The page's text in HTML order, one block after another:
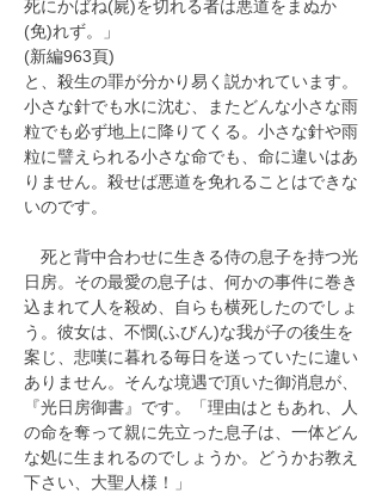
死にかばね(屍)を切れる者は悪道をまぬか
(免)れず。」
(新編963頁)
と、殺生の罪が分かり易く説かれています。
小さな針でも水に沈む、またどんな小さな雨
粒でも必ず地上に降りてくる。小さな針や雨
粒に譬えられる小さな命でも、命に違いはあ
りません。殺せば悪道を免れることはできな
いのです。
死と背中合わせに生きる侍の息子を持つ光
日房。その最愛の息子は、何かの事件に巻き
込まれて人を殺め、自らも横死したのでしょ
う。彼女は、不憫(ふびん)な我が子の後生を
案じ、悲嘆に暮れる毎日を送っていたに違い
ありません。そんな境遇で頂いた御消息が、
『光日房御書』です。「理由はともあれ、人
の命を奪って親に先立った息子は、一体どん
な処に生まれるのでしょうか。どうかお教え
下さい、大聖人様！」